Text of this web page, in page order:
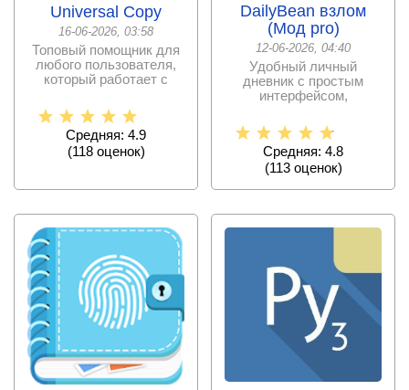
Universal Copy
16-06-2026, 03:58
Топовый помощник для
любого пользователя,
который работает с
для
Средняя: 4.9
(118оценок)
DailyBean взлом
(Мод pro)
12-06-2026, 04:40
Удобный личный
дневник с простым
интерфейсом,
разнообразными
интересными
Средняя: 4.8
(113оценок)